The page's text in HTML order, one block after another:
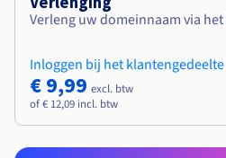
Verleng uw domeinnaam via
Inloggen bij het klantengedeelte
€ 9,99 excl. btw
of € 12,09 incl. btw